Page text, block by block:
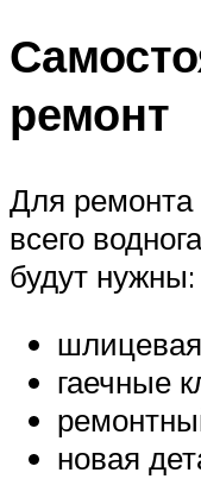
ремонт
Для ремонта
всего
будут нужны:
шлицевая
гаечные
новая